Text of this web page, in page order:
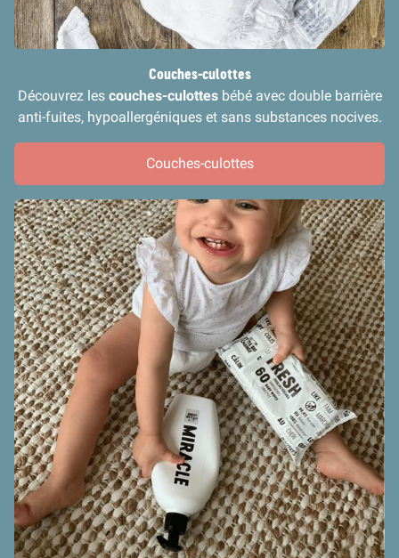
Couches-culottes
Découvrez les couches-culottesbébé avec double barrière
anti-fuites, hypoallergéniques et sans substances nocives.
Couches-culottes